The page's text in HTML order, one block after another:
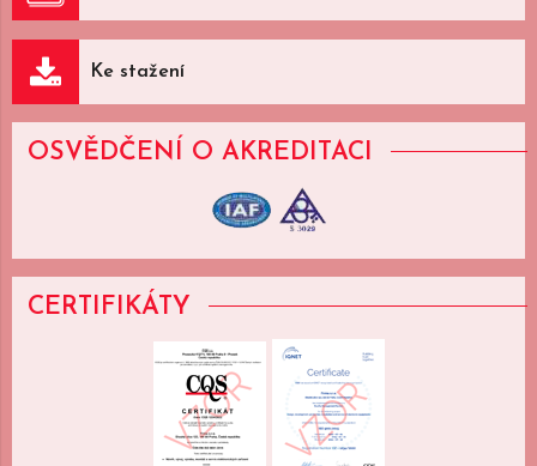
Ke stažení
OSVĚDČENÍ O AKREDITACI
CERTIFIKÁTY